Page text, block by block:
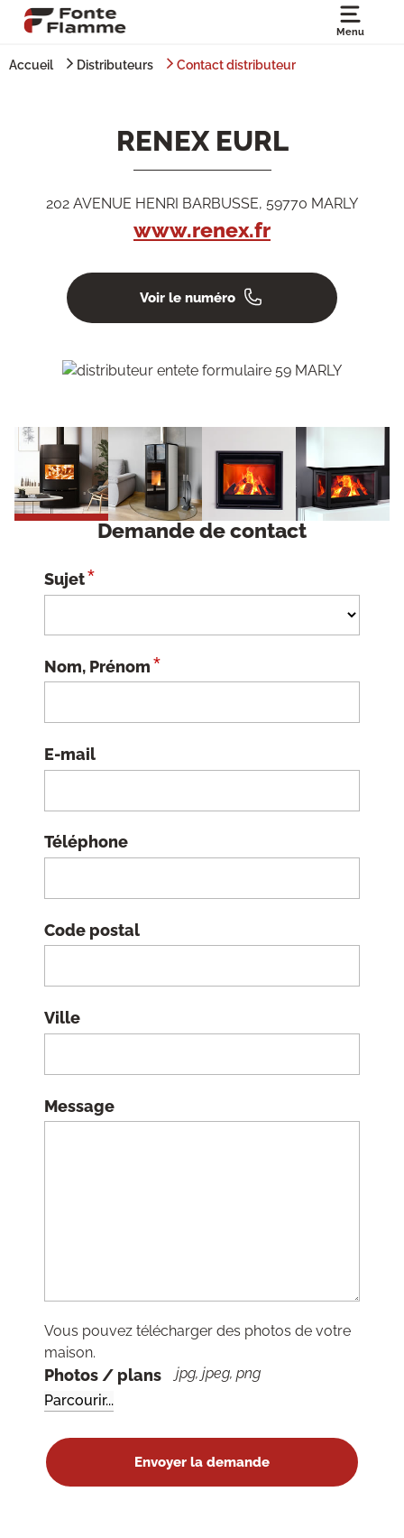
Menu
Accueil Distributeurs Contact distributeur
RENEX EURL
202 AVENUE HENRI BARBUSSE, 59770 MARLY
www.renex.fr
Voir le numéro
Demande de contact
Sujet*
Nom, Prénom*
E-mail
Téléphone
Code postal
Ville
Message
Vous pouvez télécharger des photos de votre
maison.
Photos / plans jpg, jpeg, png